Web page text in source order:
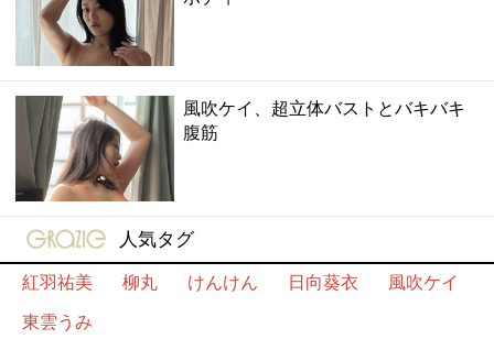
風吹ケイ、超立体バストとバキバキ
腹筋
gravure-grazie
人気タグ
紅羽祐美
柳丸 けんけん 日向葵衣
風吹ケイ
東雲うみ